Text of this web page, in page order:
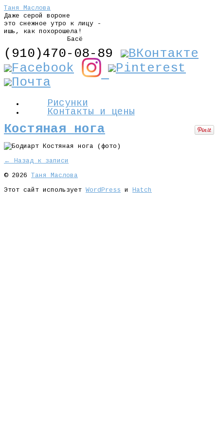
Таня Маслова
Даже серой вороне
это снежное утро к лицу -
ишь, как похорошела!
Басё
(910)470-08-89
Рисунки
Контакты и цены
Костяная нога
← Назад к записи
© 2026 Таня Маслова
Этот сайт использует WordPress и Hatch